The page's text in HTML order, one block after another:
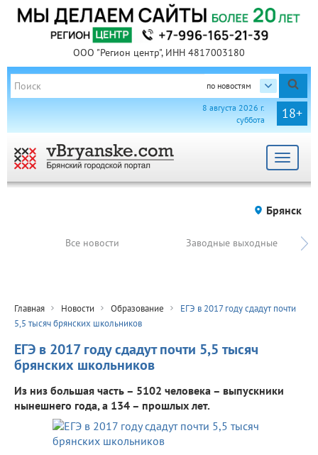
ООО "Регион центр", ИНН 4817003180
по новостям
18+
8 августа 2026 г.
суббота
Toggle
Брянск
Все новости Заводные выходные
Главная Новости Образование
ЕГЭ в 2017 году сдадут почти
5,5 тысяч брянских школьников
ЕГЭ в 2017 году сдадут почти 5,5 тысяч
брянских школьников
Из низ большая часть – 5102 человека – выпускники
нынешнего года, а 134 – прошлых лет.